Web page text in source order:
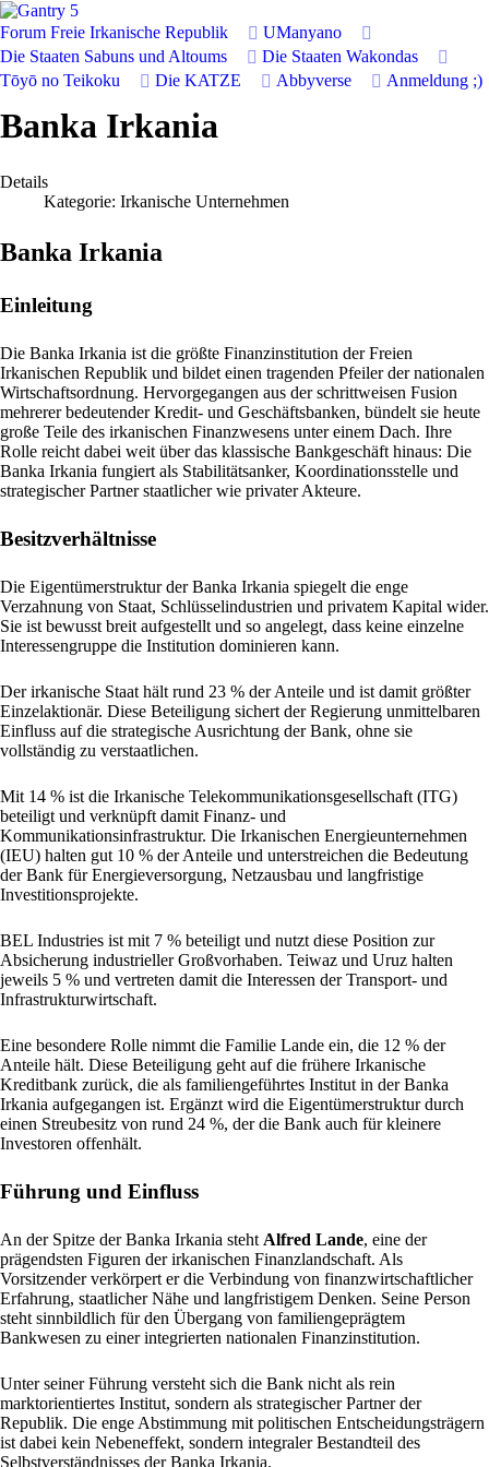
Forum Freie Irkanische Republik
UManyano
Die Staaten Sabuns und Altoums
Die Staaten Wakondas
Tōyō no Teikoku
Die KATZE Abbyverse Anmeldung ;)
Banka Irkania
Details
Kategorie: Irkanische Unternehmen
Banka Irkania
Einleitung
Die Banka Irkania ist die größte Finanzinstitution der Freien
Irkanischen Republik und bildet einen tragenden Pfeiler der nationalen
Wirtschaftsordnung. Hervorgegangen aus der schrittweisen Fusion
mehrerer bedeutender Kredit- und Geschäftsbanken, bündelt sie heute
große Teile des irkanischen Finanzwesens unter einem Dach. Ihre
Rolle reicht dabei weit über das klassische Bankgeschäft hinaus: Die
Banka Irkania fungiert als Stabilitätsanker, Koordinationsstelle und
strategischer Partner staatlicher wie privater Akteure.
Besitzverhältnisse
Die Eigentümerstruktur der Banka Irkania spiegelt die enge
Verzahnung von Staat, Schlüsselindustrien und privatem Kapital wider.
Sie ist bewusst breit aufgestellt und so angelegt, dass keine einzelne
Interessengruppe die Institution dominieren kann.
Der irkanische Staat hält rund 23 % der Anteile und ist damit größter
Einzelaktionär. Diese Beteiligung sichert der Regierung unmittelbaren
Einfluss auf die strategische Ausrichtung der Bank, ohne sie
vollständig zu verstaatlichen.
Mit 14 % ist die Irkanische Telekommunikationsgesellschaft (ITG)
beteiligt und verknüpft damit Finanz- und
Kommunikationsinfrastruktur. Die Irkanischen Energieunternehmen
(IEU) halten gut 10 % der Anteile und unterstreichen die Bedeutung
der Bank für Energieversorgung, Netzausbau und langfristige
Investitionsprojekte.
BEL Industries ist mit 7 % beteiligt und nutzt diese Position zur
Absicherung industrieller Großvorhaben. Teiwaz und Uruz halten
jeweils 5 % und vertreten damit die Interessen der Transport- und
Infrastrukturwirtschaft.
Eine besondere Rolle nimmt die Familie Lande ein, die 12 % der
Anteile hält. Diese Beteiligung geht auf die frühere Irkanische
Kreditbank zurück, die als familiengeführtes Institut in der Banka
Irkania aufgegangen ist. Ergänzt wird die Eigentümerstruktur durch
einen Streubesitz von rund 24 %, der die Bank auch für kleinere
Investoren offenhält.
Führung und Einfluss
An der Spitze der Banka Irkania steht Alfred Lande, eine der
prägendsten Figuren der irkanischen Finanzlandschaft. Als
Vorsitzender verkörpert er die Verbindung von finanzwirtschaftlicher
Erfahrung, staatlicher Nähe und langfristigem Denken. Seine Person
steht sinnbildlich für den Übergang von familiengeprägtem
Bankwesen zu einer integrierten nationalen Finanzinstitution.
Unter seiner Führung versteht sich die Bank nicht als rein
marktorientiertes Institut, sondern als strategischer Partner der
Republik. Die enge Abstimmung mit politischen Entscheidungsträgern
ist dabei kein Nebeneffekt, sondern integraler Bestandteil des
Selbstverständnisses der Banka Irkania.